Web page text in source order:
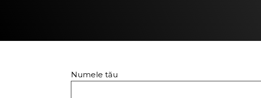
Numele tău